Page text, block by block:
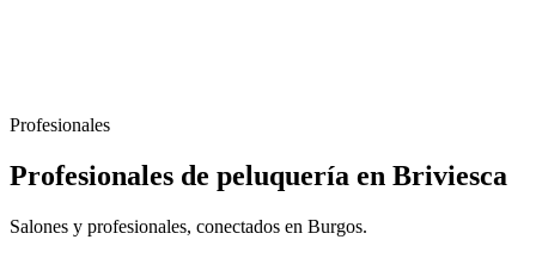
Profesionales
Profesionales de peluquería en Briviesca
Salones y profesionales, conectados en Burgos.